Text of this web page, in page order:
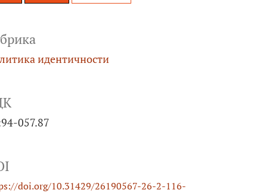
идентичности
057.87
doi.org/10.31429/26190567-26-2-116-